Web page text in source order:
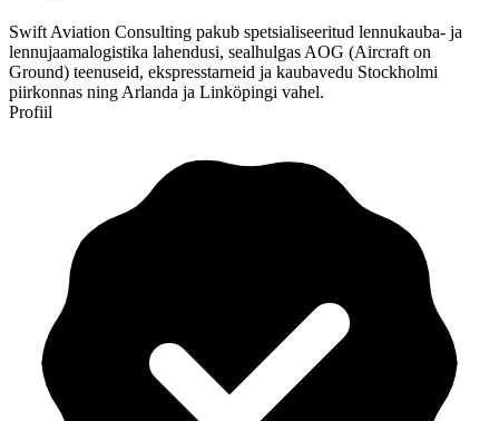
Swift Aviation Consulting pakub spetsialiseeritud lennukauba- ja
lennujaamalogistika lahendusi, sealhulgas AOG (Aircraft on
Ground) teenuseid, ekspresstarneid ja kaubavedu Stockholmi
piirkonnas ning Arlanda ja Linköpingi vahel.
Profiil